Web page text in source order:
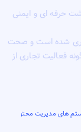
حرفه ای و ایمنی
شده است و صحت
فعالیت تجاری از
های مدیریت محتوا